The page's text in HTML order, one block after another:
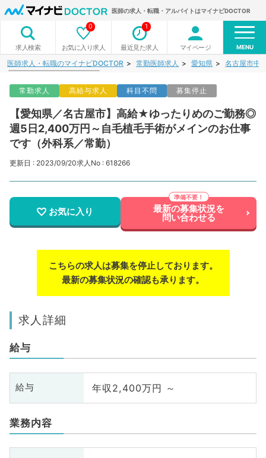
医師の求人・転職・アルバイトはマイナビDOCTOR
求人検索 お気に入り求人
0
最近見た求人
1
マイページ MENU
医師求人・転職のマイナビDOCTOR 常勤医師求人 愛知県 名古屋市中
常勤求人 高給与求人 科目不問 募集停止
【愛知県／名古屋市】高給★ゆったりめのご勤務◎
週5日2,400万円～自毛植毛手術がメインのお仕事
です（外科系／常勤）
更新日 : 2023/09/20求人No : 618266
お気に入り 最新の募集状況を
問い合わせる
こちらの求人は募集を停止しております。
最新の募集状況の確認も承ります。
求人詳細
給与
給与 年収2,400万円 ～
業務内容